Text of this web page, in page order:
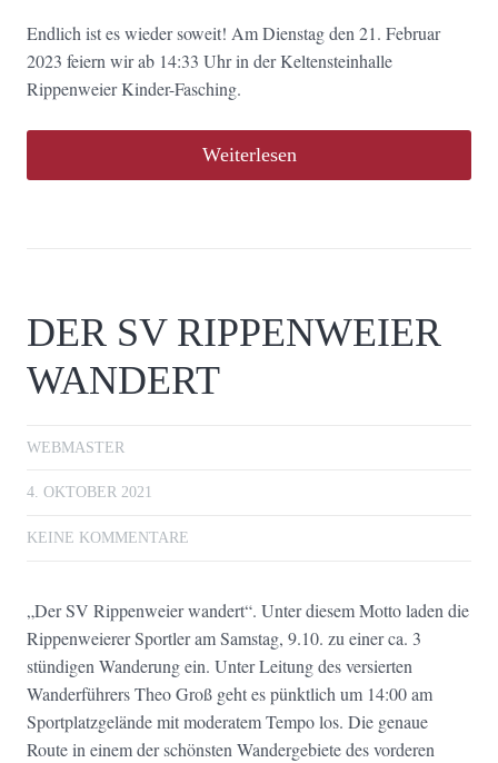
Endlich ist es wieder soweit! Am Dienstag den 21. Februar
2023 feiern wir ab 14:33 Uhr in der Keltensteinhalle
Rippenweier Kinder-Fasching.
Weiterlesen
DER SV RIPPENWEIER
WANDERT
WEBMASTER
4. OKTOBER 2021
KEINE KOMMENTARE
„Der SV Rippenweier wandert“. Unter diesem Motto laden die
Rippenweierer Sportler am Samstag, 9.10. zu einer ca. 3
stündigen Wanderung ein. Unter Leitung des versierten
Wanderführers Theo Groß geht es pünktlich um 14:00 am
Sportplatzgelände mit moderatem Tempo los. Die genaue
Route in einem der schönsten Wandergebiete des vorderen